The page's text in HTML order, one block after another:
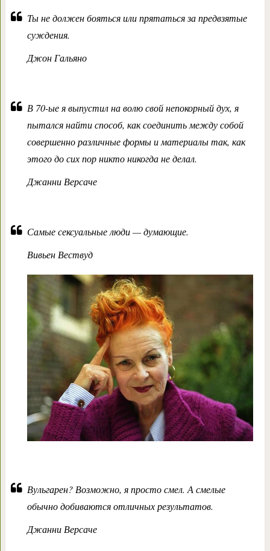
Ты не должен бояться или прятаться за предвзятые
суждения.
Джон Гальяно
В 70-ые я выпустил на волю свой непокорный дух, я
пытался найти способ, как соединить между собой
совершенно различные формы и материалы так, как
этого до сих пор никто никогда не делал.
Джанни Версаче
Самые сексуальные люди — думающие.
Вивьен Вествуд
Вульгарен? Возможно, я просто смел. А смелые
обычно добиваются отличных результатов.
Джанни Версаче